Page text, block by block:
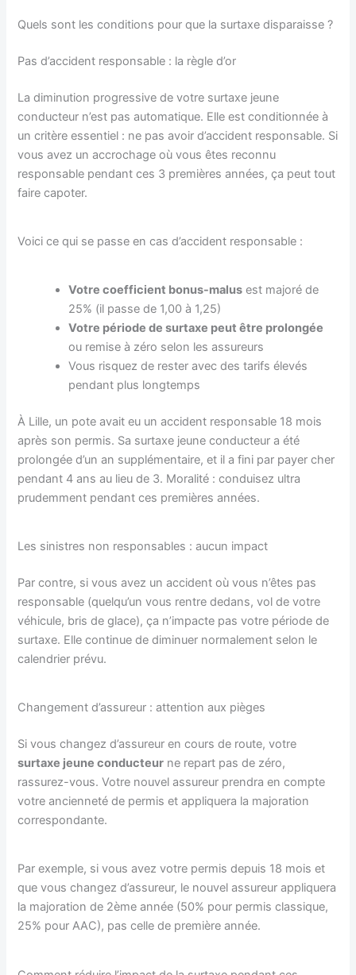
Quels sont les conditions pour que la surtaxe disparaisse ?
Pas d’accident responsable : la règle d’or
La diminution progressive de votre surtaxe jeune
conducteur n’est pas automatique. Elle est conditionnée à
un critère essentiel : ne pas avoir d’accident responsable. Si
vous avez un accrochage où vous êtes reconnu
responsable pendant ces 3 premières années, ça peut tout
faire capoter.
Voici ce qui se passe en cas d’accident responsable :
Votre coefficient bonus-malus est majoré de
25% (il passe de 1,00 à 1,25)
Votre période de surtaxe peut être prolongée
ou remise à zéro selon les assureurs
Vous risquez de rester avec des tarifs élevés
pendant plus longtemps
À Lille, un pote avait eu un accident responsable 18 mois
après son permis. Sa surtaxe jeune conducteur a été
prolongée d’un an supplémentaire, et il a fini par payer cher
pendant 4 ans au lieu de 3. Moralité : conduisez ultra
prudemment pendant ces premières années.
Les sinistres non responsables : aucun impact
Par contre, si vous avez un accident où vous n’êtes pas
responsable (quelqu’un vous rentre dedans, vol de votre
véhicule, bris de glace), ça n’impacte pas votre période de
surtaxe. Elle continue de diminuer normalement selon le
calendrier prévu.
Changement d’assureur : attention aux pièges
Si vous changez d’assureur en cours de route, votre
surtaxe jeune conducteur ne repart pas de zéro,
rassurez-vous. Votre nouvel assureur prendra en compte
votre ancienneté de permis et appliquera la majoration
correspondante.
Par exemple, si vous avez votre permis depuis 18 mois et
que vous changez d’assureur, le nouvel assureur appliquera
la majoration de 2ème année (50% pour permis classique,
25% pour AAC), pas celle de première année.